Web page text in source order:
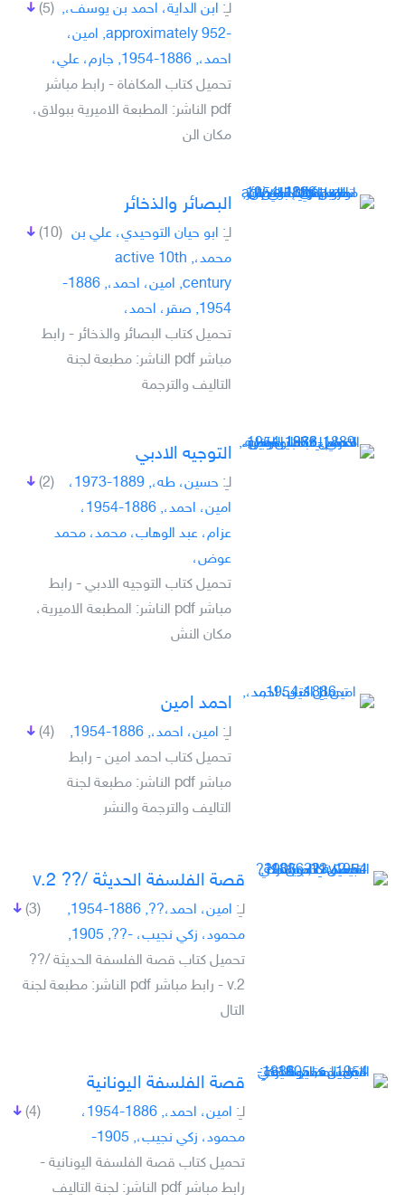
(5) لـِ: ابن الداية، احمد بن يوسف،,
-approximately 952, امين،
احمد،, 1886-1954, جارم، علي،
تحميل كتاب المكافاة - رابط مباشر
pdf الناشر: المطبعة الاميرية ببولاق،
مكان الن
البصائر والذخائر
(10) لـِ: ابو حيان التوحيدي، علي بن
محمد،, active 10th
century, امين، احمد،, 1886-
1954, صقر، احمد،
تحميل كتاب البصائر والذخائر - رابط
مباشر pdf الناشر: مطبعة لجنة
التاليف والترجمة
التوجيه الادبي
(2) لـِ:
حسين، طه،, 1889-1973،
امين، احمد،, 1886-1954،
عزام، عبد الوهاب، محمد، محمد
عوض،
تحميل كتاب التوجيه الادبي - رابط
مباشر pdf الناشر: المطبعة الاميرية،
مكان النش
احمد امين
(4) لـِ: امين، احمد،, 1886-1954,
تحميل كتاب احمد امين - رابط
مباشر pdf الناشر: مطبعة لجنة
التاليف والترجمة والنشر
قصة الفلسفة الحديثة /?? v.2
(3) لـِ:
امين، احمد،??, 1886-1954,
محمود، زكي نجيب، -??, 1905,
تحميل كتاب قصة الفلسفة الحديثة /??
v.2 - رابط مباشر pdf الناشر: مطبعة لجنة
التال
قصة الفلسفة اليونانية
(4) لـِ:
امين، احمد،, 1886-1954،
محمود، زكي نجيب،, 1905-
تحميل كتاب قصة الفلسفة اليونانية -
رابط مباشر pdf الناشر: لجنة التاليف